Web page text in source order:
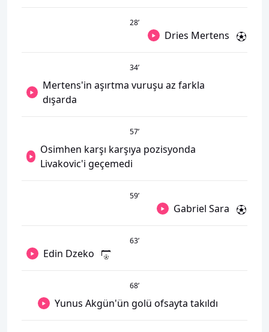
28’
Dries Mertens
34’
Mertens'in aşırtma vuruşu az farkla
dışarda
57’
Osimhen karşı karşıya pozisyonda
Livakovic'i geçemedi
59’
Gabriel Sara
63’
Edin Dzeko
68’
Yunus Akgün'ün golü ofsayta takıldı